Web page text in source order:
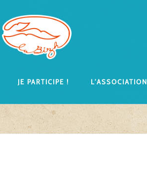
Je participe ! L’association